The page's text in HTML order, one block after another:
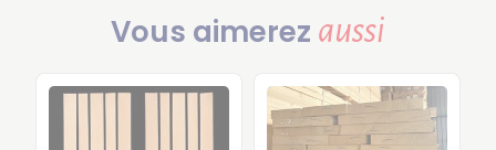
Vous aimerez aussi